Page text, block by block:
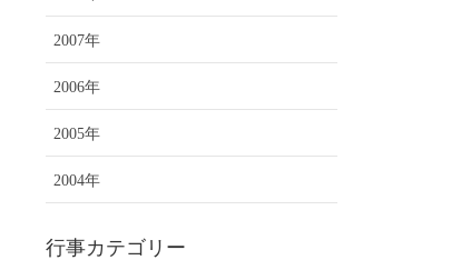
2007年
2006年
2005年
2004年
行事カテゴリー